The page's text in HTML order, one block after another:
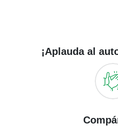
¡Aplauda al